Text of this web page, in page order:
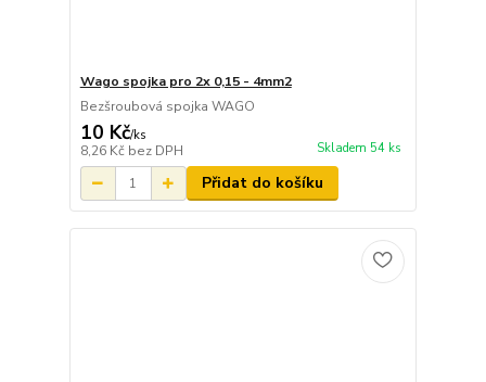
Wago spojka pro 2x 0,15 - 4mm2
Bezšroubová spojka WAGO
10 Kč/ks
8,26 Kč bez DPH Skladem 54 ks
Přidat do košíku